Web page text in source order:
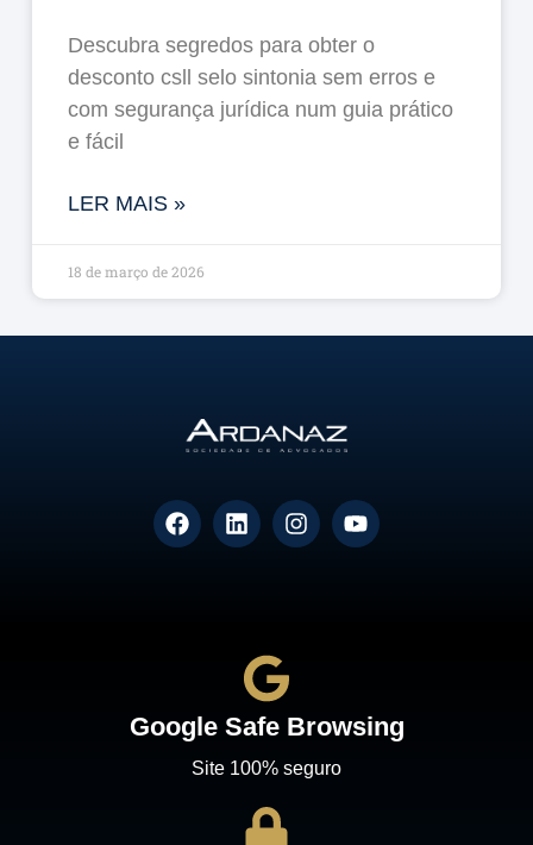
Descubra segredos para obter o
desconto csll selo sintonia sem erros e
com segurança jurídica num guia prático
e fácil
LER MAIS »
18 de março de 2026
Google Safe Browsing
Site 100% seguro